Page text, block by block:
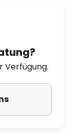
Verfügung.